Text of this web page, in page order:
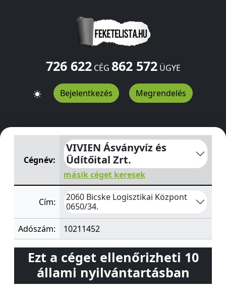
726 622CÉG 862 572ÜGYE
Bejelentkezés Megrendelés
VIVIEN Ásványvíz és Üdítőital Zrt.Logisztikai Központ
Cégnév:
VIVIEN Ásványvíz és
Üdítőital Zrt.
másik céget keresek
Cím:
2060 Bicske Logisztikai Központ
0650/34.
Adószám:
10211452
Ezt a céget ellenőrizheti 10
állami nyilvántartásban